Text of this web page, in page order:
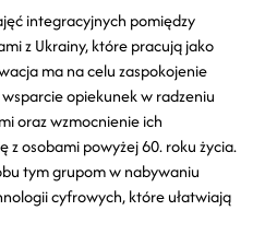
integracyjnych pomiędzy
z Ukrainy, które pracują jako
ma na celu zaspokojenie
opiekunek w radzeniu
oraz wzmocnienie ich
z osobami powyżej 60. roku życia.
tym grupom w nabywaniu
cyfrowych, które ułatwiają